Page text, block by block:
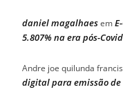
daniel magalhaesem
5.807% na era pós-
Andre joe quilunda
digital para emissão